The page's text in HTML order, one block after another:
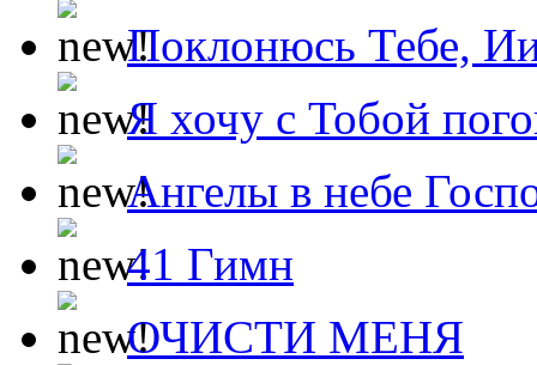
Поклонюсь Тебе,
Я хочу с Тобой
Ангелы в небе
41 Гимн
ОЧИСТИ МЕНЯ